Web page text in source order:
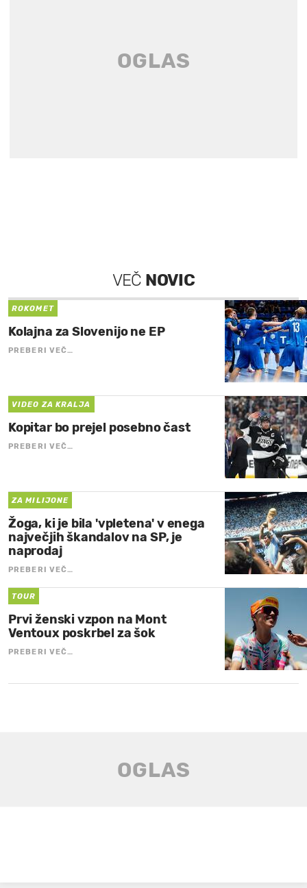
VEČ NOVIC
ROKOMET
Kolajna za Slovenijo ne EP
PREBERI VEČ…
VIDEO ZA KRALJA
Kopitar bo prejel posebno čast
PREBERI VEČ…
ZA MILIJONE
Žoga, ki je bila 'vpletena' v enega
največjih škandalov na SP, je
naprodaj
PREBERI VEČ…
TOUR
Prvi ženski vzpon na Mont
Ventoux poskrbel za šok
PREBERI VEČ…